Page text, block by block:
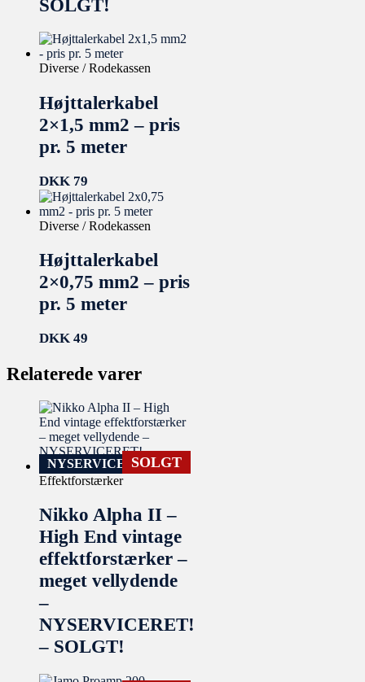
SOLGT!
Diverse / Rodekassen
Højttalerkabel
2×1,5 mm2 – pris
pr. 5 meter
DKK 79
Diverse / Rodekassen
Højttalerkabel
2×0,75 mm2 – pris
pr. 5 meter
DKK 49
Relaterede varer
NYSERVICERETSOLGT
Effektforstærker
Nikko Alpha II –
High End vintage
effektforstærker –
meget vellydende
–
NYSERVICERET!
– SOLGT!